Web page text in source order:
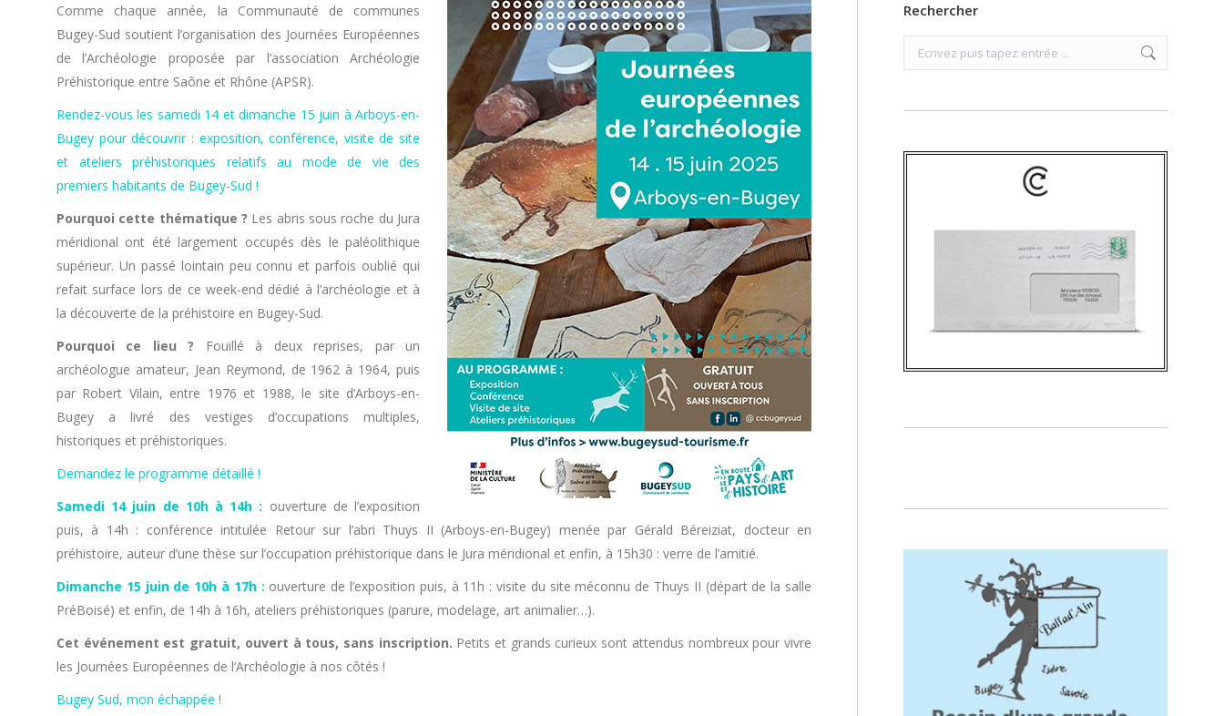
Comme chaque année, la Communauté de communes
Bugey-Sud soutient l’organisation des Journées Européennes
de l’Archéologie proposée par l’association Archéologie
Préhistorique entre Saône et Rhône (APSR).
Rendez-vous les samedi 14 et dimanche 15 juin à Arboys-en-
Bugey pour découvrir : exposition, conférence, visite de site
et ateliers préhistoriques relatifs au mode de vie des
premiers habitants de Bugey-Sud !
Pourquoi cette thématique ? Les abris sous roche du Jura
méridional ont été largement occupés dès le paléolithique
supérieur. Un passé lointain peu connu et parfois oublié qui
refait surface lors de ce week-end dédié à l’archéologie et à
la découverte de la préhistoire en Bugey-Sud.
Pourquoi ce lieu ? Fouillé à deux reprises, par un
archéologue amateur, Jean Reymond, de 1962 à 1964, puis
par Robert Vilain, entre 1976 et 1988, le site d’Arboys-en-
Bugey a livré des vestiges d’occupations multiples,
historiques et préhistoriques.
Demandez le programme détaillé !
Samedi 14 juin de 10h à 14h : ouverture de l’exposition
puis, à 14h : conférence intitulée Retour sur l’abri Thuys II (Arboys-en-Bugey) menée par Gérald Béreiziat, docteur en
préhistoire, auteur d’une thèse sur l’occupation préhistorique dans le Jura méridional et enfin, à 15h30 : verre de l’amitié.
Dimanche 15 juin de 10h à 17h : ouverture de l’exposition puis, à 11h : visite du site méconnu de Thuys II (départ de la salle
PréBoisé) et enfin, de 14h à 16h, ateliers préhistoriques (parure, modelage, art animalier…).
Cet événement est gratuit, ouvert à tous, sans inscription. Petits et grands curieux sont attendus nombreux pour vivre
les Journées Européennes de l’Archéologie à nos côtés !
Bugey Sud, mon échappée !
Rechercher
Search: